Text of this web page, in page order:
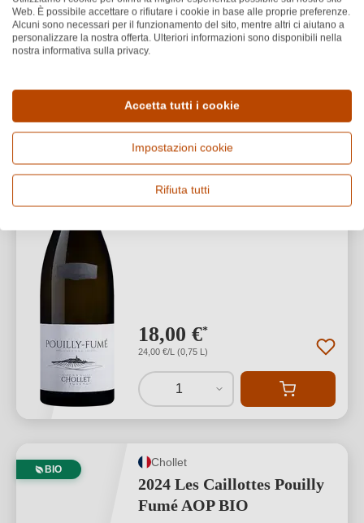
1
BIO
2025 Cuvée Pouilly Fumé
AOP BIO
Pouilly Fumé AOP
Sauvignon Blanc
Secco / Dry
18,00 €*
24,00 €/L (0,75 L)
1
BIO
Chollet
2024 Les Caillottes Pouilly
Fumé AOP BIO
Web. È possibile accettare o rifiutare i cookie in base alle proprie preferenze.
Alcuni sono necessari per il funzionamento del sito, mentre altri ci aiutano a
personalizzare la nostra offerta. Ulteriori informazioni sono disponibili nella
nostra informativa sulla privacy.
Accetta tutti i cookie
Impostazioni cookie
Rifiuta tutti